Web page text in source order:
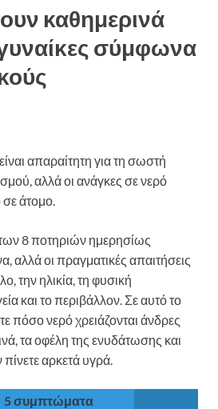
καθημερινά
σύμφωνα
απαραίτητη για τη σωστή
αλλά οι ανάγκες σε νερό
άτομο.
8 ποτηριών ημερησίως
αλλά οι πραγματικές απαιτήσεις
την ηλικία, τη φυσική
και το περιβάλλον. Σε αυτό το
πόσο νερό χρειάζονται άνδρες
τα οφέλη της ενυδάτωσης και
αρκετά υγρά.
5 συμπτώματα